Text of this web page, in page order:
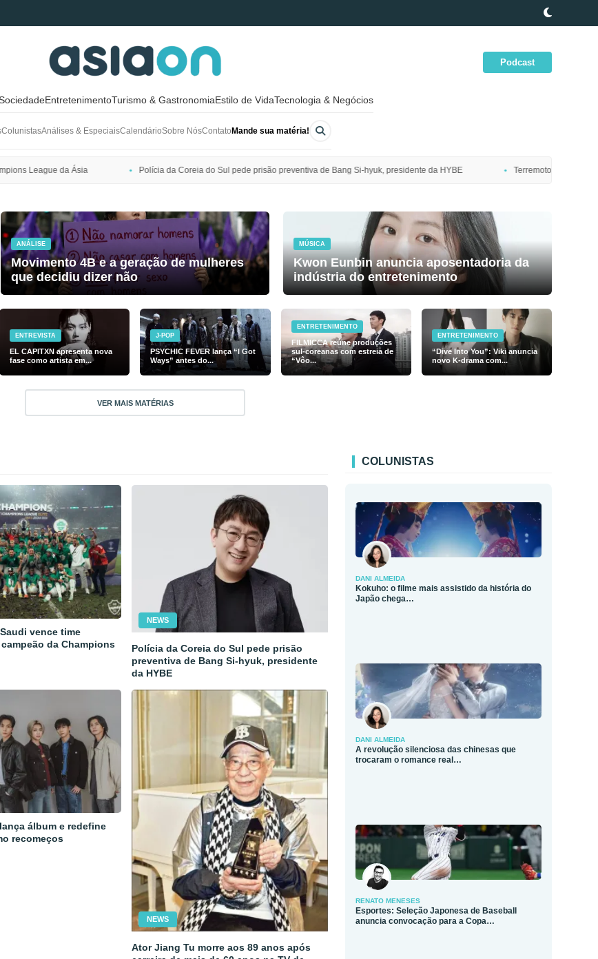
Podcast
EntretenimentoTurismo & GastronomiaEstilo de VidaTecnologia & Negócios
ColunistasAnálises & EspeciaisCalendárioSobre NósContato Mande sua matéria!
Polícia da Coreia do Sul pede prisão preventiva de Bang Si-hyuk, presidente da HYBE Terremoto de magnitude 7,7 atinge costa nordeste
ANÁLISE
Movimento 4B e a geração de mulheres
que decidiu dizer não
MÚSICA
Kwon Eunbin anuncia aposentadoria da
indústria do entretenimento
ENTREVISTA
EL CAPITXN apresenta nova
fase como artista em...
J-POP
PSYCHIC FEVER lança “I Got
Ways” antes do...
ENTRETENIMENTO
FILMICCA reúne produções
sul-coreanas com estreia de
“Vôo...
ENTRETENIMENTO
“Dive Into You”: Viki anuncia
novo K-drama com...
VER MAIS MATÉRIAS
vence time
da Champions
NEWS
Polícia da Coreia do Sul pede prisão
preventiva de Bang Si-hyuk, presidente
da HYBE
álbum e redefine
recomeços
NEWS
Ator Jiang Tu morre aos 89 anos após
COLUNISTAS
DANI ALMEIDA
Kokuho: o filme mais assistido da história do
Japão chega…
DANI ALMEIDA
A revolução silenciosa das chinesas que
trocaram o romance real…
RENATO MENESES
Esportes: Seleção Japonesa de Baseball
anuncia convocação para a Copa…